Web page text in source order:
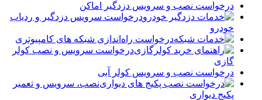
درخواست نصب و سرویس دزدگیر اماکن
درخواست سرویس دزدگیر و ردیاب
خودرو
درخواست راه‌اندازی شبکه های کامپیوتری
درخواست سرویس و نصب کولر
گازی
درخواست نصب و سرویس کولر آبی
نصب، سرویس و تعمیر
پکیج دیواری